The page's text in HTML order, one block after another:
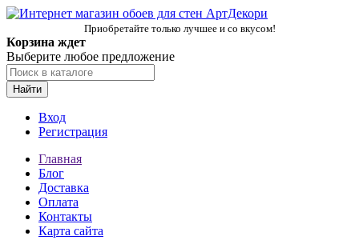
Приобретайте только лучшее и со вкусом!
Корзина ждет
Выберите любое предложение
Найти
Вход
Регистрация
Главная
Блог
Доставка
Оплата
Контакты
Карта сайта